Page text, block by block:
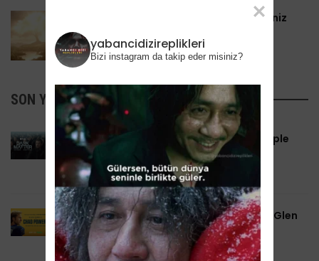
Yüzüklerin Efendisi: Güç Yüzükleri Bilmeniz
Gereken 10 Şey
4 Eylül 2022
SON YAZILANLAR
Dark Matter 2. Sezon 28 Ağustos’ta Apple
TV’de: Paralel Evrenler Yeniden Açılıyor
6 Ağustos 2026
Chad Powers 2. Sezon Tarihi Açıklandı: Glen
Powell 3 Eylül’de Sahaya Dönüyor
6 Ağustos 2026
yabancidizireplikleri
Bizi instagram da takip eder misiniz?